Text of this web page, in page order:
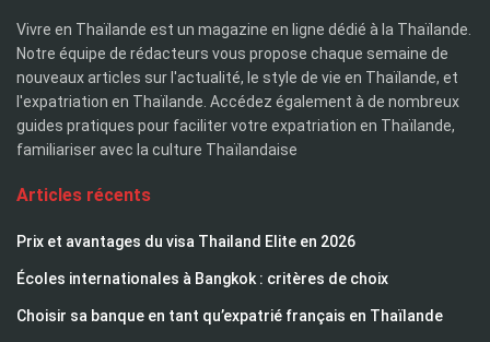
Vivre en Thaïlande est un magazine en ligne dédié à la Thaïlande.
Notre équipe de rédacteurs vous propose chaque semaine de
nouveaux articles sur l'actualité, le style de vie en Thaïlande, et
l'expatriation en Thaïlande. Accédez également à de nombreux
guides pratiques pour faciliter votre expatriation en Thaïlande,
familiariser avec la culture Thaïlandaise
Articles récents
Prix et avantages du visa Thailand Elite en 2026
Écoles internationales à Bangkok : critères de choix
Choisir sa banque en tant qu’expatrié français en Thaïlande